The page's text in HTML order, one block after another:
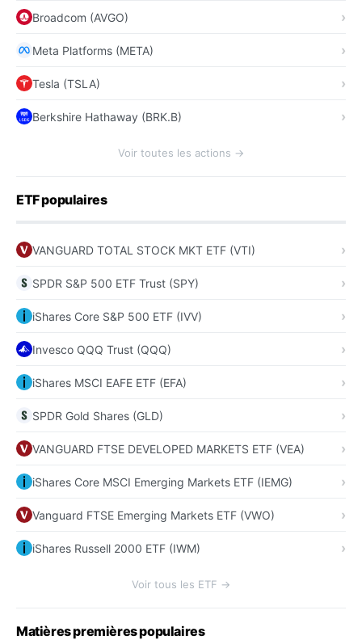
Broadcom (AVGO)
Meta Platforms (META)
Tesla (TSLA)
Berkshire Hathaway (BRK.B)
Voir toutes les actions →
ETF populaires
VANGUARD TOTAL STOCK MKT ETF (VTI)
SPDR S&P 500 ETF Trust (SPY)
iShares Core S&P 500 ETF (IVV)
Invesco QQQ Trust (QQQ)
iShares MSCI EAFE ETF (EFA)
SPDR Gold Shares (GLD)
VANGUARD FTSE DEVELOPED MARKETS ETF (VEA)
iShares Core MSCI Emerging Markets ETF (IEMG)
Vanguard FTSE Emerging Markets ETF (VWO)
iShares Russell 2000 ETF (IWM)
Voir tous les ETF →
Matières premières populaires